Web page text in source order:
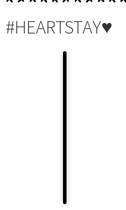
#HEARTSTAY♥